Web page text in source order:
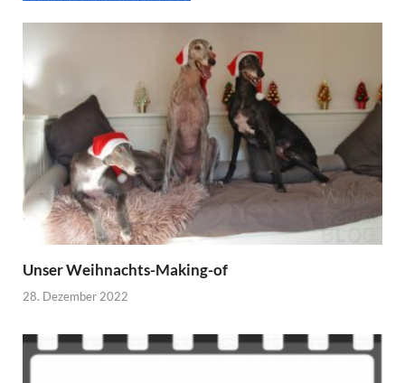
Unser Weihnachts-Making-of
28. Dezember 2022